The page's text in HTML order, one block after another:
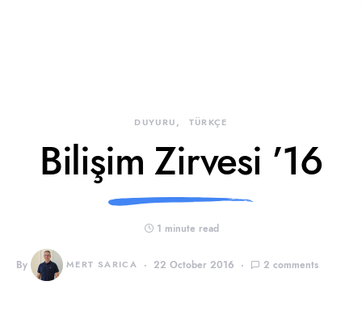
DUYURU TÜRKÇE
Bilişim Zirvesi ’16
1 minute read
By MERT SARICA 22 October 2016 2 comments